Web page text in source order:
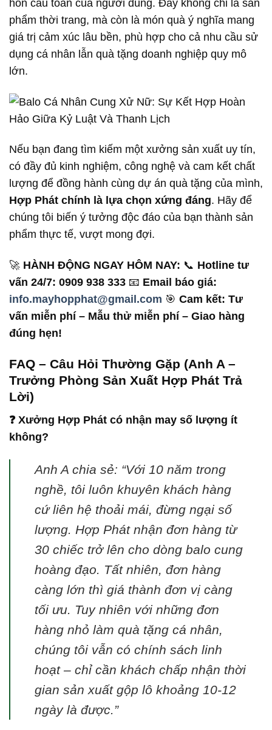
hồn cầu toàn của người dùng. Đây không chỉ là sản
phẩm thời trang, mà còn là món quà ý nghĩa mang
giá trị cảm xúc lâu bền, phù hợp cho cả nhu cầu sử
dụng cá nhân lẫn quà tặng doanh nghiệp quy mô
lớn.
Nếu bạn đang tìm kiếm một xưởng sản xuất uy tín,
có đầy đủ kinh nghiệm, công nghệ và cam kết chất
lượng để đồng hành cùng dự án quà tặng của mình,
Hợp Phát chính là lựa chọn xứng đáng. Hãy để
chúng tôi biến ý tưởng độc đáo của bạn thành sản
phẩm thực tế, vượt mong đợi.
🚀 HÀNH ĐỘNG NGAY HÔM NAY: 📞 Hotline tư
vấn 24/7: 0909 938 333 📧 Email báo giá:
info.mayhopphat@gmail.com 🎯 Cam kết: Tư
vấn miễn phí – Mẫu thử miễn phí – Giao hàng
đúng hẹn!
FAQ – Câu Hỏi Thường Gặp (Anh A –
Trưởng Phòng Sản Xuất Hợp Phát Trả
Lời)
❓ Xưởng Hợp Phát có nhận may số lượng ít
không?
Anh A chia sẻ: “Với 10 năm trong
nghề, tôi luôn khuyên khách hàng
cứ liên hệ thoải mái, đừng ngại số
lượng. Hợp Phát nhận đơn hàng từ
30 chiếc trở lên cho dòng balo cung
hoàng đạo. Tất nhiên, đơn hàng
càng lớn thì giá thành đơn vị càng
tối ưu. Tuy nhiên với những đơn
hàng nhỏ làm quà tặng cá nhân,
chúng tôi vẫn có chính sách linh
hoạt – chỉ cần khách chấp nhận thời
gian sản xuất gộp lô khoảng 10-12
ngày là được.”